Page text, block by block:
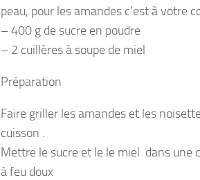
peau, pour les amandes c’est à votre
– 400 g de sucre en poudre
– 2 cuillères à soupe de miel
Préparation
Faire griller les amandes et les
cuisson .
Mettre le sucre et le le miel dans une
à feu doux